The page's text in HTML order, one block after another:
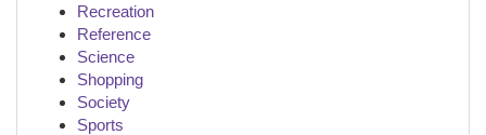
Recreation
Reference
Science
Shopping
Society
Sports